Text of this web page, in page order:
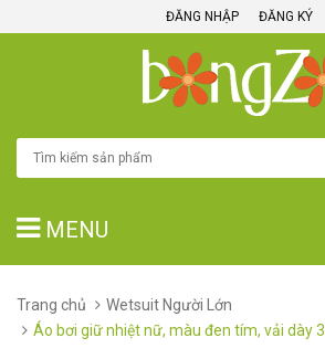
ĐĂNG NHẬP ĐĂNG KÝ
MENU
Trang chủ
Wetsuit Người Lớn
Áo bơi giữ nhiệt nữ, màu đen tím, vải dày